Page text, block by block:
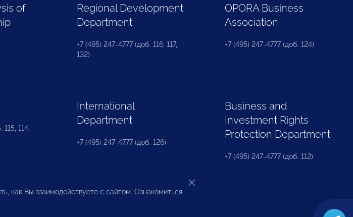
of
Regional Development
Department
+7 (495) 247-4777 (доб. 116, 117,
132)
OPORA Business
Association
+7 (495) 247-4777 (доб. 124)
114,
International
Department
+7 (495) 247-4777 (доб. 126)
Business and
Investment Rights
Protection Department
+7 (495) 247-4777 (доб. 112)
как Вы взаимодействуете с сайтом. Ознакомиться